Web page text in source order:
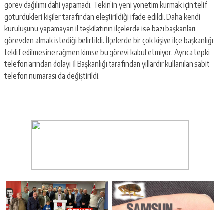
görev dağılımı dahi yapamadı. Tekin’in yeni yönetim kurmak için telif
götürdükleri kişiler tarafından eleştirildiği ifade edildi. Daha kendi
kuruluşunu yapamayan il teşkilatının ilçelerde ise bazı başkanları
görevden almak istediği belirtildi. İlçelerde bir çok kişiye ilçe başkanlığı
teklif edilmesine rağmen kimse bu görevi kabul etmiyor. Ayrıca tepki
telefonlarından dolayı İl Başkanlığı tarafından yıllardır kullanılan sabit
telefon numarası da değiştirildi.